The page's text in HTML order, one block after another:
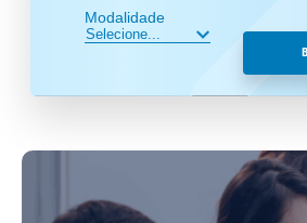
Modalidade